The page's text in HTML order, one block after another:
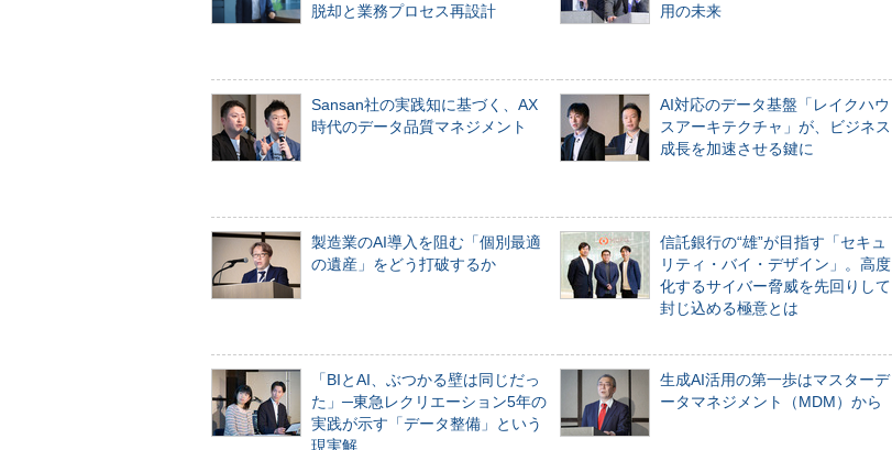
脱却と業務プロセス再設計
用の未来
Sansan社の実践知に基づく、AX
時代のデータ品質マネジメント
AI対応のデータ基盤「レイクハウ
スアーキテクチャ」が、ビジネス
成長を加速させる鍵に
製造業のAI導入を阻む「個別最適
の遺産」をどう打破するか
信託銀行の“雄”が目指す「セキュ
リティ・バイ・デザイン」。高度
化するサイバー脅威を先回りして
封じ込める極意とは
「BIとAI、ぶつかる壁は同じだっ
た」─東急レクリエーション5年の
実践が示す「データ整備」という
現実解
生成AI活用の第一歩はマスターデ
ータマネジメント（MDM）から